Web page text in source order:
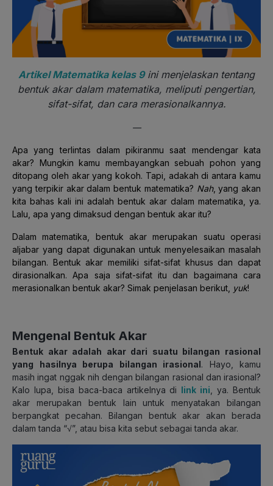
Artikel Matematika kelas 9ini menjelaskan tentang
bentuk akar dalam matematika, meliputi pengertian,
sifat-sifat, dan cara merasionalkannya.
—
Apa yang terlintas dalam pikiranmu saat mendengar kata
akar? Mungkin kamu membayangkan sebuah pohon yang
ditopang oleh akar yang kokoh. Tapi, adakah di antara kamu
yang terpikir akar dalam bentuk matematika? Nah, yang akan
kita bahas kali ini adalah bentuk akar dalam matematika, ya.
Lalu, apa yang dimaksud dengan bentuk akar itu?
Dalam matematika, bentuk akar merupakan suatu operasi
aljabar yang dapat digunakan untuk menyelesaikan masalah
bilangan. Bentuk akar memiliki sifat-sifat khusus dan dapat
dirasionalkan. Apa saja sifat-sifat itu dan bagaimana cara
merasionalkan bentuk akar? Simak penjelasan berikut, yuk!
Mengenal Bentuk Akar
Bentuk akar adalah akar dari suatu bilangan rasional
yang hasilnya berupa bilangan irasional. Hayo, kamu
masih ingat nggak nih dengan bilangan rasional dan irasional?
Kalo lupa, bisa baca-baca artikelnya di link ini , ya. Bentuk
akar merupakan bentuk lain untuk menyatakan bilangan
berpangkat pecahan. Bilangan bentuk akar akan berada
dalam tanda “√”, atau bisa kita sebut sebagai tanda akar.